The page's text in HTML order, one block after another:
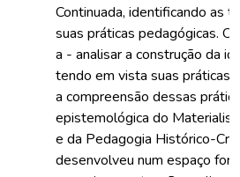
Continuada, identificando as
suas práticas pedagógicas.
a - analisar a construção da
tendo em vista suas práticas
a compreensão dessas
epistemológica do
e da Pedagogia Histórico-
desenvolveu num espaço